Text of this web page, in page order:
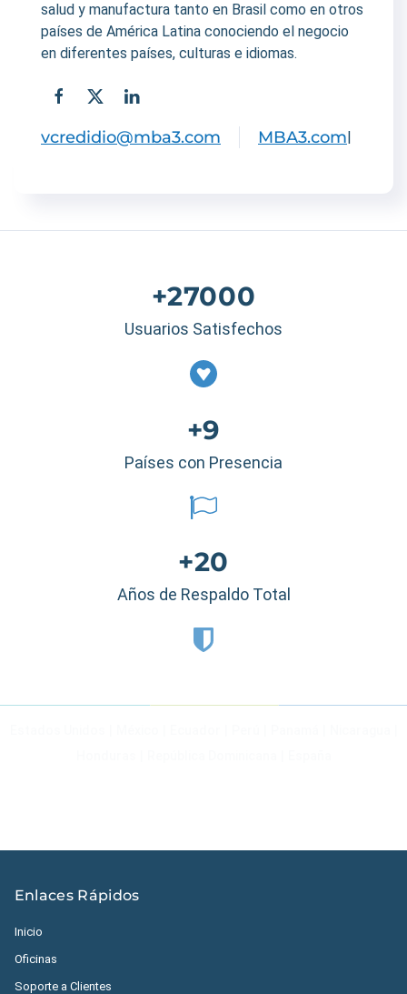
salud y manufactura tanto en Brasil como en otros
países de América Latina conociendo el negocio
en diferentes países, culturas e idiomas.
vcredidio@mba3.com MBA3.com|
+27000
Usuarios Satisfechos
+9
Países con Presencia
+20
Años de Respaldo Total
Enlaces Rápidos
Inicio
Oficinas
Soporte a Clientes